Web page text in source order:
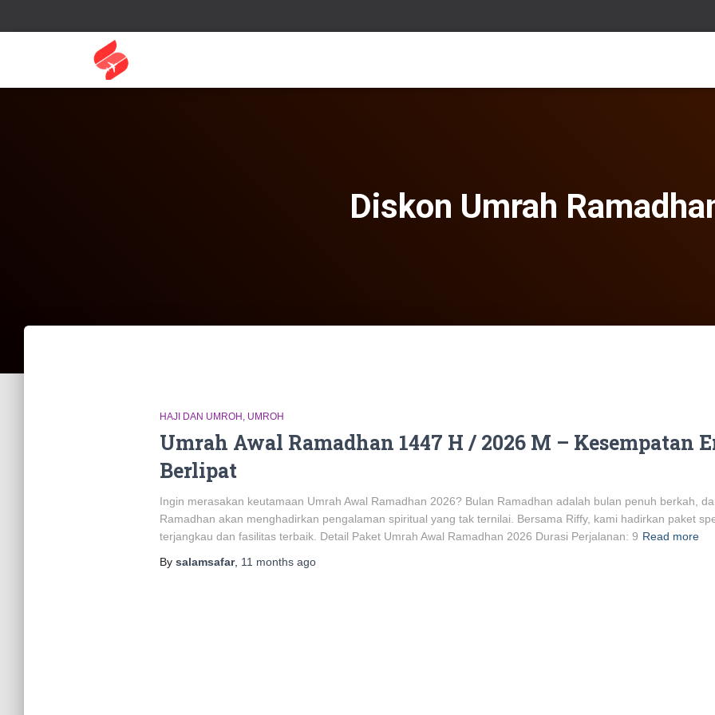
Diskon Umrah
HAJI DAN UMROH UMROH
Umrah Awal Ramadhan 1447 H / 2026 M – Kesempatan
Berlipat
Ingin merasakan keutamaan Umrah Awal Ramadhan 2026? Bulan Ramadhan adalah bulan penuh berkah,
Ramadhan akan menghadirkan pengalaman spiritual yang tak ternilai. Bersama Riffy, kami hadirkan paket
terjangkau dan fasilitas terbaik. Detail Paket Umrah Awal Ramadhan 2026 Durasi Perjalanan: 9 Read more
By salamsafar, 11 monthsago